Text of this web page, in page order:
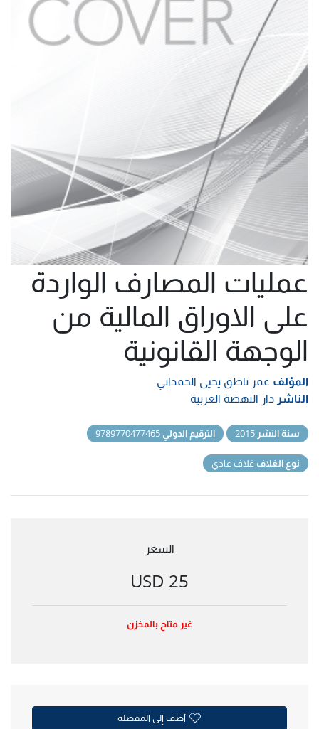
عمليات المصارف الواردة
على الاوراق المالية من
الوجهة القانونية
المؤلف عمر ناطق يحيى الحمداني
الناشر دار النهضة العربية
سنة النشر الترقيم الدولي
نوع الغلاف غلاف عادي
السعر
25 USD
غير متاح بالمخزن
أضف إلى المفضلة